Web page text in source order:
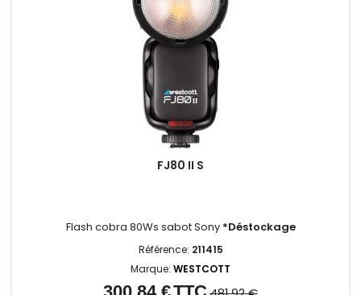
FJ80 II S
Flash cobra 80Ws sabot Sony *Déstockage
Référence: 211415
Marque: WESTCOTT
Prix
Prix